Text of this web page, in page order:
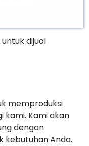
untuk dijual
memproduksi
kami. Kami akan
dengan
kebutuhan Anda.